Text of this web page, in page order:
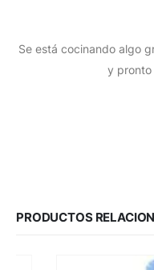
Se está cocinando algo
y pronto
PRODUCTOS